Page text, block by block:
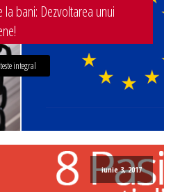
bani: Dezvoltarea unui
integral
iunie 3, 2017